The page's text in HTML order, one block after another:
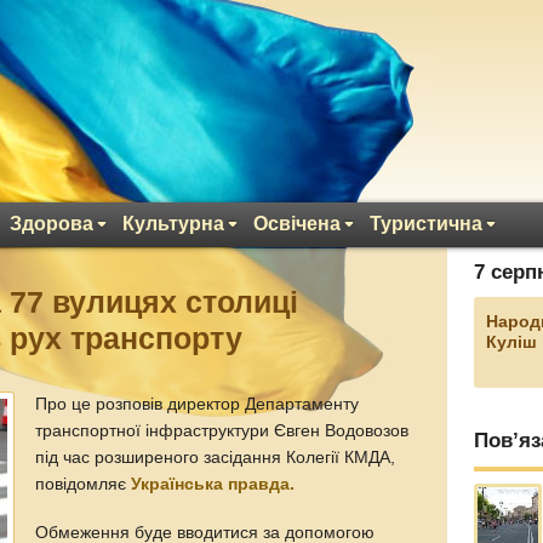
Здорова Культурна Освічена Туристична
вулицях столиці
транспорту
Про це розповів директор Департаменту
транспортної інфраструктури Євген Водовозов
під час розширеного засідання Колегії КМДА,
повідомляєУкраїнська правда.
Обмеження буде вводитися за допомогою
7
Куліш